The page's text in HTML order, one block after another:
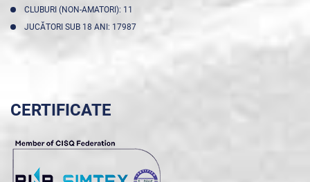
CLUBURI (NON-AMATORI): 11
JUCĂTORI SUB 18 ANI: 17987
CERTIFICATE